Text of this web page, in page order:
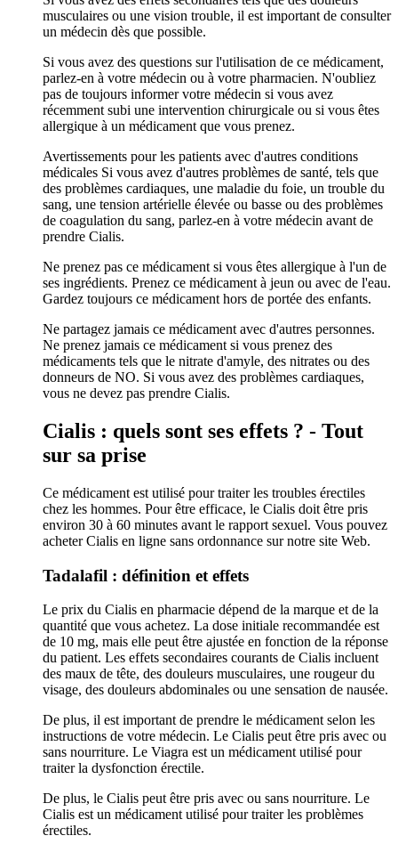
musculaires ou une vision trouble, il est important de consulter
un médecin dès que possible.
Si vous avez des questions sur l'utilisation de ce médicament,
parlez-en à votre médecin ou à votre pharmacien. N'oubliez
pas de toujours informer votre médecin si vous avez
récemment subi une intervention chirurgicale ou si vous êtes
allergique à un médicament que vous prenez.
Avertissements pour les patients avec d'autres conditions
médicales Si vous avez d'autres problèmes de santé, tels que
des problèmes cardiaques, une maladie du foie, un trouble du
sang, une tension artérielle élevée ou basse ou des problèmes
de coagulation du sang, parlez-en à votre médecin avant de
prendre Cialis.
Ne prenez pas ce médicament si vous êtes allergique à l'un de
ses ingrédients. Prenez ce médicament à jeun ou avec de l'eau.
Gardez toujours ce médicament hors de portée des enfants.
Ne partagez jamais ce médicament avec d'autres personnes.
Ne prenez jamais ce médicament si vous prenez des
médicaments tels que le nitrate d'amyle, des nitrates ou des
donneurs de NO. Si vous avez des problèmes cardiaques,
vous ne devez pas prendre Cialis.
Cialis : quels sont ses effets ? - Tout
sur sa prise
Ce médicament est utilisé pour traiter les troubles érectiles
chez les hommes. Pour être efficace, le Cialis doit être pris
environ 30 à 60 minutes avant le rapport sexuel. Vous pouvez
acheter Cialis en ligne sans ordonnance sur notre site Web.
Tadalafil : définition et effets
Le prix du Cialis en pharmacie dépend de la marque et de la
quantité que vous achetez. La dose initiale recommandée est
de 10 mg, mais elle peut être ajustée en fonction de la réponse
du patient. Les effets secondaires courants de Cialis incluent
des maux de tête, des douleurs musculaires, une rougeur du
visage, des douleurs abdominales ou une sensation de nausée.
De plus, il est important de prendre le médicament selon les
instructions de votre médecin. Le Cialis peut être pris avec ou
sans nourriture. Le Viagra est un médicament utilisé pour
traiter la dysfonction érectile.
De plus, le Cialis peut être pris avec ou sans nourriture. Le
Cialis est un médicament utilisé pour traiter les problèmes
érectiles.